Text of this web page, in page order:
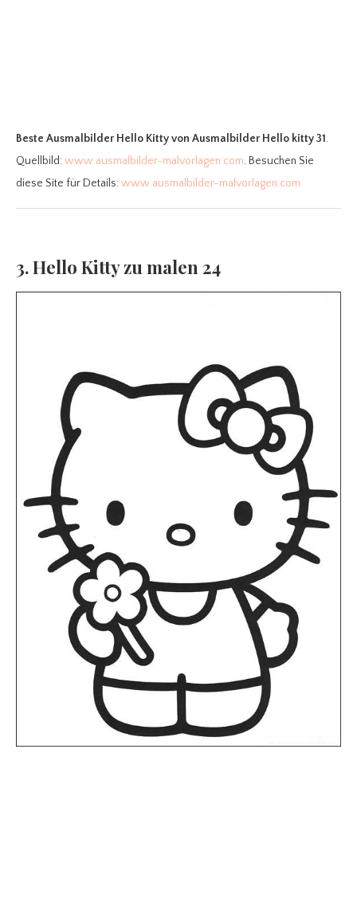
Beste Ausmalbilder Hello Kittyvon Ausmalbilder Hello kitty 31.
Quellbild:www.ausmalbilder-malvorlagen.com. Besuchen Sie
diese Site für Details:www.ausmalbilder-malvorlagen.com
3. Hello Kitty zu malen 24